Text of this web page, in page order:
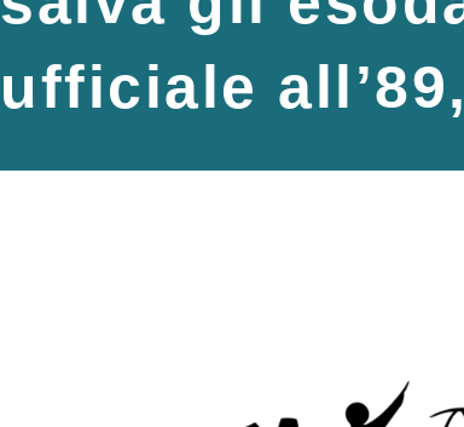
ufficiale